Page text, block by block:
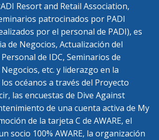
Resort and Retail Association,
patrocinados por PADI
por el personal de PADI), es
de Negocios, Actualización del
de IDC, Seminarios de
etc. y liderazgo en la
océanos a través del Proyecto
las encuestas de Dive Against
de una cuenta activa de My
de la tarjeta C de AWARE, el
socio 100% AWARE, la organización